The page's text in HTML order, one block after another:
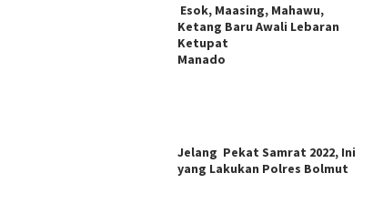
Esok, Maasing, Mahawu,
Ketang Baru Awali Lebaran
Ketupat
Manado
Jelang Pekat Samrat 2022, Ini
yang Lakukan Polres Bolmut